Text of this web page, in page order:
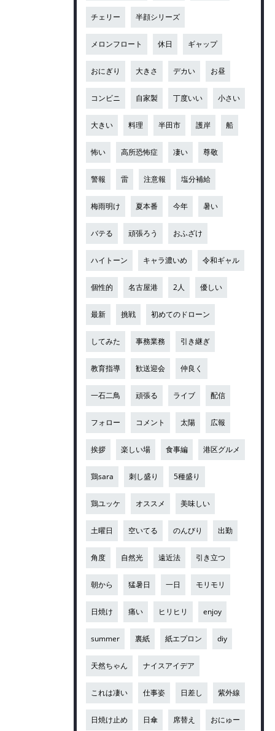
チェリー 半顔シリーズ
メロンフロート 休日 ギャップ
おにぎり 大きさ デカい お昼
コンビニ 自家製 丁度いい 小さい
大きい 料理 半田市 護岸 船
怖い 高所恐怖症 凄い 尊敬
警報 雷 注意報 塩分補給
梅雨明け 夏本番 今年 暑い
バテる 頑張ろう おふざけ
ハイトーン キャラ濃いめ 令和ギャル
個性的 名古屋港 2人 優しい
最新 挑戦 初めてのドローン
してみた 事務業務 引き継ぎ
教育指導 歓送迎会 仲良く
一石二鳥 頑張る ライブ 配信
フォロー コメント 太陽 広報
挨拶 楽しい場 食事編 港区グルメ
鶏sara 刺し盛り 5種盛り
鶏ユッケ オススメ 美味しい
土曜日 空いてる のんびり 出勤
角度 自然光 遠近法 引き立つ
朝から 猛暑日 一日 モリモリ
日焼け 痛い ヒリヒリ enjoy
summer 裏紙 紙エプロン diy
天然ちゃん ナイスアイデア
これは凄い 仕事姿 日差し 紫外線
日焼け止め 日傘 席替え おにゅー